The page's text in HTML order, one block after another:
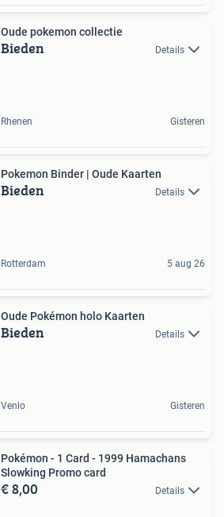
Oude pokemon collectie
Bieden Details
Rhenen Gisteren
Pokemon Binder | Oude Kaarten
Bieden Details
Rotterdam 5 aug 26
Oude Pokémon holo Kaarten
Bieden Details
Venlo Gisteren
Pokémon - 1 Card - 1999 Hamachans
Slowking Promo card
€ 8,00 Details